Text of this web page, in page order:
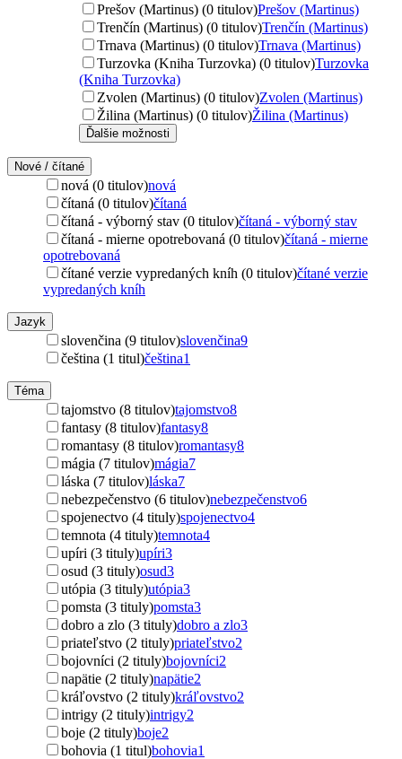
Prešov (Martinus) (0 titulov)Prešov (Martinus)
Trenčín (Martinus) (0 titulov)Trenčín (Martinus)
Trnava (Martinus) (0 titulov)Trnava (Martinus)
Turzovka (Kniha Turzovka) (0 titulov)Turzovka
(Kniha Turzovka)
Zvolen (Martinus) (0 titulov)Zvolen (Martinus)
Žilina (Martinus) (0 titulov)Žilina (Martinus)
Ďalšie možnosti
Nové / čítané
nová (0 titulov)nová
čítaná (0 titulov)čítaná
čítaná - výborný stav (0 titulov)čítaná - výborný stav
čítaná - mierne opotrebovaná (0 titulov)čítaná - mierne
opotrebovaná
čítané verzie vypredaných kníh (0 titulov)čítané verzie
vypredaných kníh
Jazyk
slovenčina (9 titulov)slovenčina9
čeština (1 titul)čeština1
Téma
tajomstvo (8 titulov)tajomstvo8
fantasy (8 titulov)fantasy8
romantasy (8 titulov)romantasy8
mágia (7 titulov)mágia7
láska (7 titulov)láska7
nebezpečenstvo (6 titulov)nebezpečenstvo6
spojenectvo (4 tituly)spojenectvo4
temnota (4 tituly)temnota4
upíri (3 tituly)upíri3
osud (3 tituly)osud3
utópia (3 tituly)utópia3
pomsta (3 tituly)pomsta3
dobro a zlo (3 tituly)dobro a zlo3
priateľstvo (2 tituly)priateľstvo2
bojovníci (2 tituly)bojovníci2
napätie (2 tituly)napätie2
kráľovstvo (2 tituly)kráľovstvo2
intrigy (2 tituly)intrigy2
boje (2 tituly)boje2
bohovia (1 titul)bohovia1